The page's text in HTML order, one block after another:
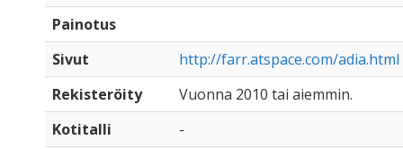
Painotus
Sivut
http://farr.atspace.com/adia.html
Rekisteröity
Vuonna 2010 tai aiemmin.
Kotitalli
-